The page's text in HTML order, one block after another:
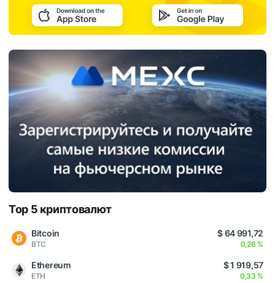
Top 5 криптовалют
Bitcoin
BTC
$ 64 991,72
0,26 %
Ethereum
ETH
$ 1 919,57
0,33 %